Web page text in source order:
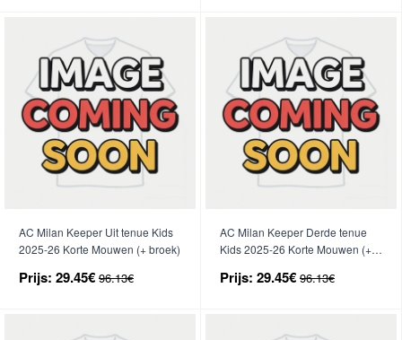
AC Milan Keeper Uit tenue Kids
2025-26 Korte Mouwen (+ broek)
Prijs: 29.45€ 96.13€
AC Milan Keeper Derde tenue
Kids 2025-26 Korte Mouwen (+
Prijs: 29.45€ 96.13€